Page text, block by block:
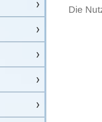
Die